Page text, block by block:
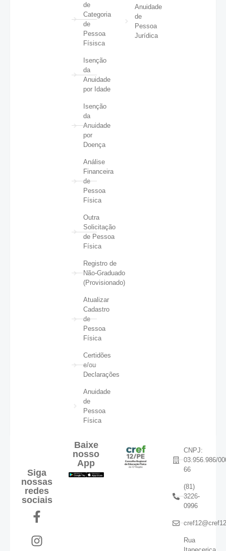
de
Categoria
de
Pessoa
Físisca
Isenção
da
Anuidade
por Idade
Isenção
da
Anuidade
por
Doença
Análise
Financeira
de
Pessoa
Física
Outra
Solicitação
de Pessoa
Física
Registro de
Não-Graduado
(Provisionado)
Atualizar
Cadastro
de
Pessoa
Física
Certidões
e/ou
Declarações
Anuidade
de
Pessoa
Física
Anuidade
de
Pessoa
Jurídica
Siga
nossas
redes
sociais
Baixe
nosso
App
CNPJ:
03.956.986/
66
(81)
3226-
0996
Rua